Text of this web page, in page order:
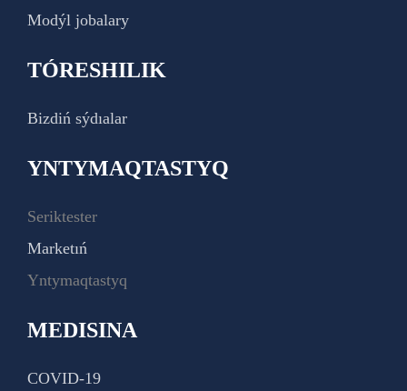
Modýl jobalary
TÓRESHILIK
Bizdiń sýdıalar
YNTYMAQTASTYQ
Seriktester
Marketıń
Yntymaqtastyq
MEDISINA
COVID-19